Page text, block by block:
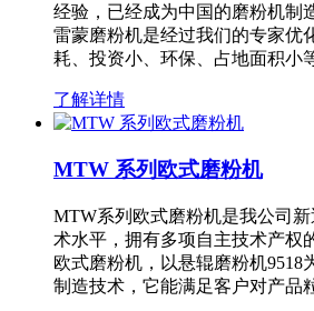
经验，已经成为中国的磨粉机制
雷蒙磨粉机是经过我们的专家优
耗、投资小、环保、占地面积小
了解详情
MTW 系列欧式磨粉机
MTW系列欧式磨粉机是我公司
术水平，拥有多项自主技术产权
欧式磨粉机，以悬辊磨粉机9518
制造技术，它能满足客户对产品